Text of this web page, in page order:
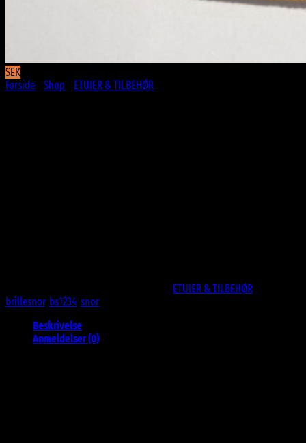
SEK
Forside
Shop ETUIER & TILBEHØR
ETUIER & TILBEHØR
brillesnor, bs1234 snor
Beskrivelse
Anmeldelser (0)